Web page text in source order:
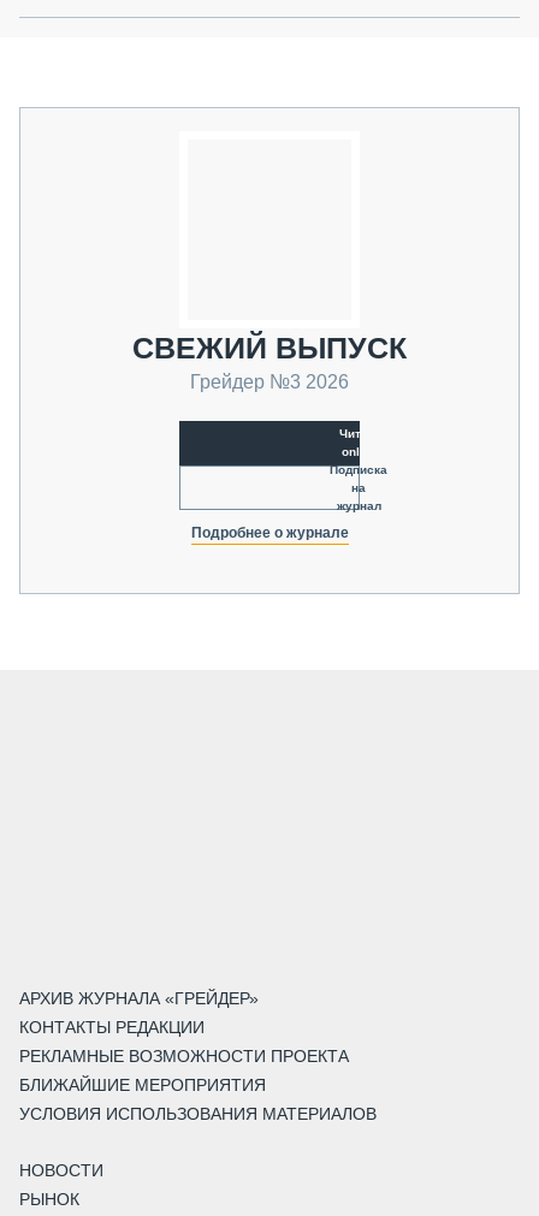
СВЕЖИЙ ВЫПУСК
Грейдер №3 2026
Читать
online
Подписка
на
журнал
Подробнее о журнале
АРХИВ ЖУРНАЛА «ГРЕЙДЕР»
КОНТАКТЫ РЕДАКЦИИ
РЕКЛАМНЫЕ ВОЗМОЖНОСТИ ПРОЕКТА
БЛИЖАЙШИЕ МЕРОПРИЯТИЯ
УСЛОВИЯ ИСПОЛЬЗОВАНИЯ МАТЕРИАЛОВ
НОВОСТИ
РЫНОК